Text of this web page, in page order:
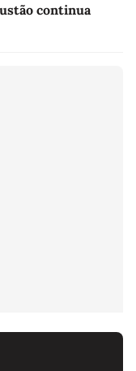
continua